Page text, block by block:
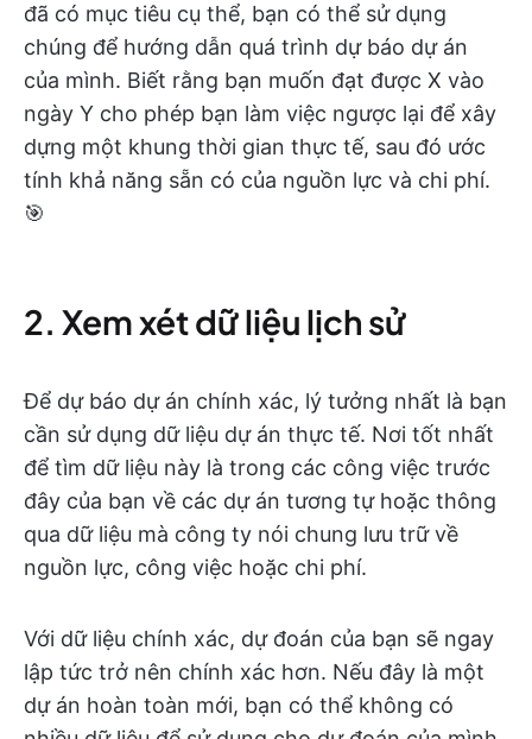
đã có mục tiêu cụ thể, bạn có thể sử dụng
chúng để hướng dẫn quá trình dự báo dự án
của mình. Biết rằng bạn muốn đạt được X vào
ngày Y cho phép bạn làm việc ngược lại để xây
dựng một khung thời gian thực tế, sau đó ước
tính khả năng sẵn có của nguồn lực và chi phí.
🎯
2. Xem xét dữ liệu lịch sử
Để dự báo dự án chính xác, lý tưởng nhất là bạn
cần sử dụng dữ liệu dự án thực tế. Nơi tốt nhất
để tìm dữ liệu này là trong các công việc trước
đây của bạn về các dự án tương tự hoặc thông
qua dữ liệu mà công ty nói chung lưu trữ về
nguồn lực, công việc hoặc chi phí.
Với dữ liệu chính xác, dự đoán của bạn sẽ ngay
lập tức trở nên chính xác hơn. Nếu đây là một
dự án hoàn toàn mới, bạn có thể không có